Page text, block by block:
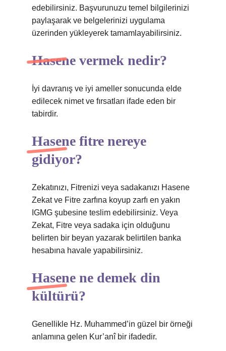
edebilirsiniz. Başvurunuzu temel bilgilerinizi
paylaşarak ve belgelerinizi uygulama
üzerinden yükleyerek tamamlayabilirsiniz.
Hasene vermek nedir?
İyi davranış ve iyi ameller sonucunda elde
edilecek nimet ve fırsatları ifade eden bir
tabirdir.
Hasene fitre nereye
gidiyor?
Zekatınızı, Fitrenizi veya sadakanızı Hasene
Zekat ve Fitre zarfına koyup zarfı en yakın
IGMG şubesine teslim edebilirsiniz. Veya
Zekat, Fitre veya sadaka için olduğunu
belirten bir beyan yazarak belirtilen banka
hesabına havale yapabilirsiniz.
Hasene ne demek din
kültürü?
Genellikle Hz. Muhammed’in güzel bir örneği
anlamına gelen Kur’anî bir ifadedir.